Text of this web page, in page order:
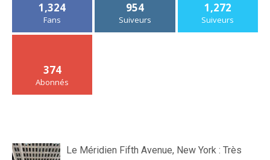
1,324
Fans
954
Suiveurs
1,272
Suiveurs
374
Abonnés
Le Méridien Fifth Avenue, New York : Très